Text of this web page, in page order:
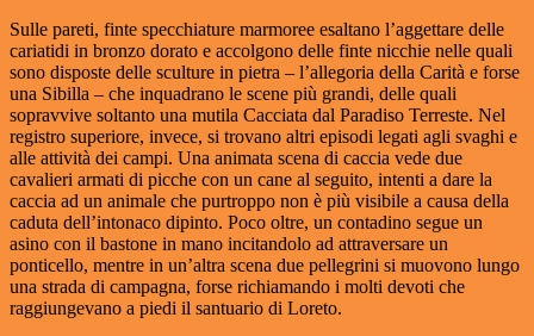
Sulle pareti, finte specchiature marmoree esaltano l’aggettare delle
cariatidi in bronzo dorato e accolgono delle finte nicchie nelle quali
sono disposte delle sculture in pietra – l’allegoria della Carità e forse
una Sibilla – che inquadrano le scene più grandi, delle quali
sopravvive soltanto una mutila Cacciata dal Paradiso Terreste. Nel
registro superiore, invece, si trovano altri episodi legati agli svaghi e
alle attività dei campi. Una animata scena di caccia vede due
cavalieri armati di picche con un cane al seguito, intenti a dare la
caccia ad un animale che purtroppo non è più visibile a causa della
caduta dell’intonaco dipinto. Poco oltre, un contadino segue un
asino con il bastone in mano incitandolo ad attraversare un
ponticello, mentre in un’altra scena due pellegrini si muovono lungo
una strada di campagna, forse richiamando i molti devoti che
raggiungevano a piedi il santuario di Loreto.